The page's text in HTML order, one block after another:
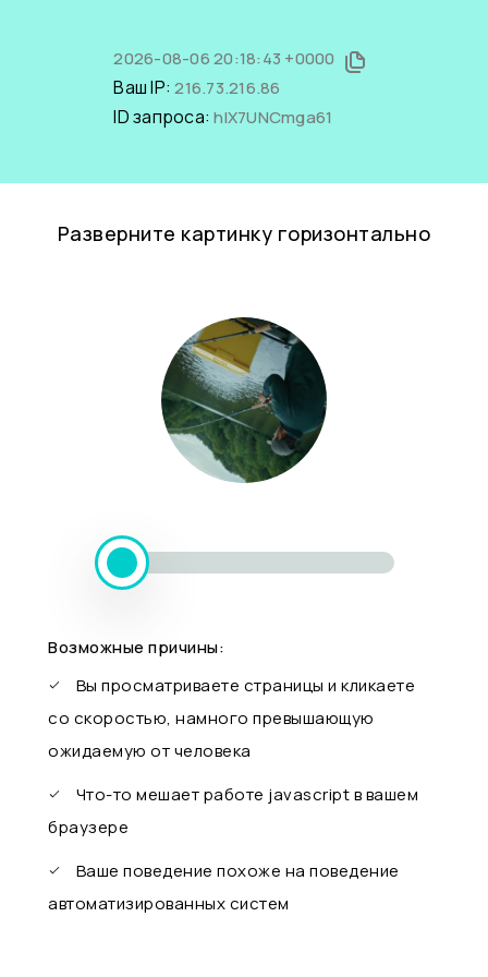
2026-08-06 20:18:43 +0000
Ваш IP:216.73.216.86
ID запроса:hIX7UNCmga61
Разверните картинку горизонтально
Возможные причины:
Вы просматриваете страницы и кликаете
со скоростью, намного превышающую
ожидаемую от человека
Что-то мешает работе javascript в вашем
браузере
Ваше поведение похоже на поведение
автоматизированных систем